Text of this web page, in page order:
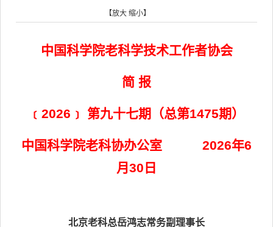
【放大 缩小】
中国科学院老科学技术工作者协会
简 报
﹝2026﹞ 第九十七期（总第1475期）
中国科学院老科协办公室 2026年6
月30日
北京老科总岳鸿志常务副理事长